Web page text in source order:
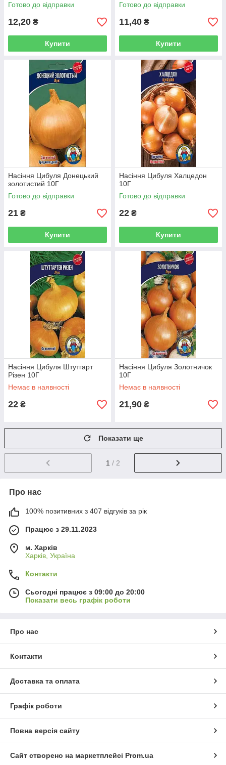
Готово до відправки
12,20 ₴
Купити
Готово до відправки
11,40 ₴
Купити
Насіння Цибуля Донецький
золотистий 10Г
Готово до відправки
21 ₴
Купити
Насіння Цибуля Халцедон
10Г
Готово до відправки
22 ₴
Купити
Насіння Цибуля Штутгарт
Різен 10Г
Немає в наявності
22 ₴
Насіння Цибуля Золотничок
10Г
Немає в наявності
21,90 ₴
Показати ще
1 / 2
Про нас
100% позитивних з 407 відгуків за рік
Працює з 29.11.2023
м. Харків
Харків, Україна
Контакти
Сьогодні працює з 09:00 до 20:00
Показати весь графік роботи
Про нас
Контакти
Доставка та оплата
Графік роботи
Повна версія сайту
Сайт створено на маркетплейсі Prom.ua